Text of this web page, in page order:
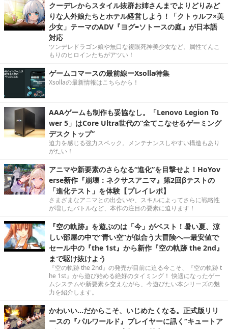
クーデレからスタイル抜群お姉さんまでよりどりみど
りな人外娘たちとホテル経営しよう！「クトゥルフ×美
少女」テーマのADV『ヨグ=ソトースの庭』が日本語
対応
ツンデレドラゴン娘や無口な複眼死神美少女など、属性てんこ
もりのヒロインたちがアツい！
ゲームコマースの最前線ーXsolla特集
Xsollaの最新情報はこちらから！
AAAゲームも制作も妥協なし。「Lenovo Legion To
wer 5」はCore Ultra世代の“全てこなせるゲーミング
デスクトップ”
迫力を感じる強力スペック。メンテナンスしやすい構造もあり
がたい！
アニマや新要素のさらなる“進化”を目撃せよ！HoYov
erse新作『崩壊：ネクサスアニマ』第2回βテストの
「進化テスト」を体験【プレイレポ】
さまざまなアニマとの出会いや、スキルによってさらに戦略性
が増したバトルなど、本作の注目の要素に迫ります！
『空の軌跡』を遊ぶのは「今」がベスト！暑い夏、涼
しい部屋の中で“青い空”が似合う大冒険へ―最安値で
セール中の『the 1st』から新作『空の軌跡 the 2nd』
まで駆け抜けよう
『空の軌跡 the 2nd』の発売が目前に迫る今こそ、『空の軌跡 t
he 1st』から遊び始める絶好のタイミング！ 快適になったゲー
ムシステムや新要素を交えながら、今遊びたい本シリーズの魅
力を紹介します。
かわいい…だからこそ、いじめたくなる。正式版リリ
ースの『パルワールド』プレイヤーに訊く“キュートア